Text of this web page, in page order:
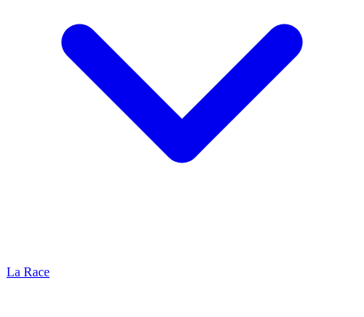
La Race